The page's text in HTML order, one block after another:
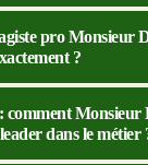
pro Monsieur
?
comment Monsieur
dans le métier